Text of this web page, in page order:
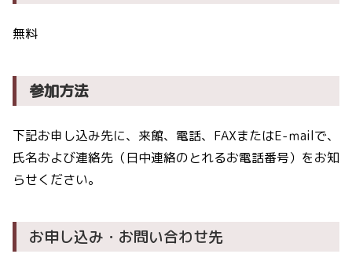
無料
参加方法
下記お申し込み先に、来館、電話、FAXまたはE-ｍailで、
氏名および連絡先（日中連絡のとれるお電話番号）をお知
らせください。
お申し込み・お問い合わせ先